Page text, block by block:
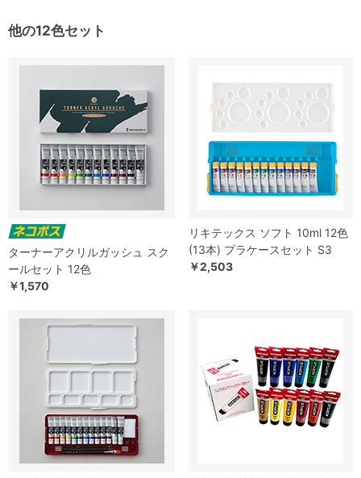
他の12色セット
ターナーアクリルガッシュ スク
ールセット 12色
￥1,570
リキテックス ソフト 10ml 12色
(13本) プラケースセット S3
￥2,503